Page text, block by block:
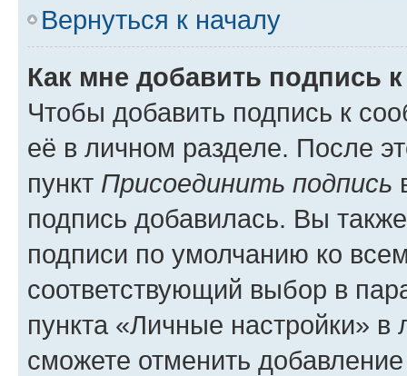
Вернуться к началу
Как мне добавить подпись
Чтобы добавить подпись к
её в личном разделе. После
пункт Присоединить подпись
подпись добавилась. Вы
подписи по умолчанию ко
соответствующий выбор в
пункта «Личные настройки»
сможете отменить